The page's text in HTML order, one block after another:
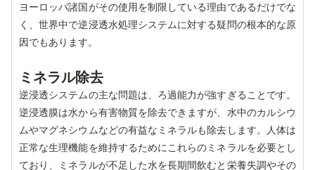
ヨーロッパ諸国がその使用を制限している理由であるだけでな
く、世界中で逆浸透水処理システムに対する疑問の根本的な原
因でもあります。
ミネラル除去
逆浸透システムの主な問題は、ろ過能力が強すぎることです。
逆浸透膜は水から有害物質を除去できますが、水中のカルシウ
ムやマグネシウムなどの有益なミネラルも除去します。人体は
正常な生理機能を維持するためにこれらのミネラルを必要とし
ており、ミネラルが不足した水を長期間飲むと栄養失調やその